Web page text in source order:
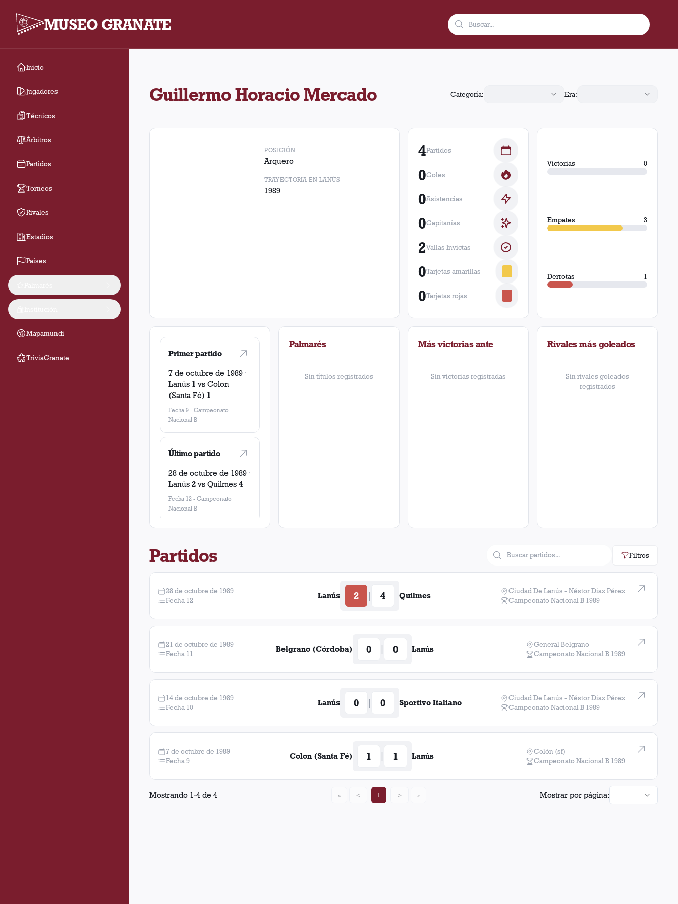
MUSEO GRANATE
Inicio
Jugadores
Técnicos
Árbitros
Partidos
Torneos
Rivales
Estadios
Países
Mapamundi
TriviaGranate
Guillermo Horacio Mercado Categoría: Era:
POSICIÓN
Arquero
TRAYECTORIA EN LANÚS
1989
4Partidos
0Goles
0Asistencias
0Capitanías
2Vallas Invictas
0Tarjetas amarillas
0Tarjetas rojas
Victorias 0
Empates 3
Derrotas 1
Primer partido
7 de octubre de 1989 ·
Lanús 1 vs Colon
(Santa Fé) 1
Fecha 9 - Campeonato
Nacional B
Último partido
28 de octubre de 1989 ·
Lanús 2vs Quilmes 4
Fecha 12 - Campeonato
Nacional B
Palmarés
Sin títulos registrados
Más victorias ante
Sin victorias registradas
Rivales más goleados
Sin rivales goleados
registrados
Partidos Filtros
28 de octubre de 1989
Fecha 12
Lanús 2 4 Quilmes
Ciudad De Lanús - Néstor Diaz Pérez
Campeonato Nacional B 1989
21 de octubre de 1989
Fecha 11
Belgrano (Córdoba) 0 0 Lanús
General Belgrano
Campeonato Nacional B 1989
14 de octubre de 1989
Fecha 10
Lanús 0 0 Sportivo Italiano
Ciudad De Lanús - Néstor Diaz Pérez
Campeonato Nacional B 1989
7 de octubre de 1989
Fecha 9
Colon (Santa Fé) 1 1 Lanús
Colón (sf)
Campeonato Nacional B 1989
Mostrando 1-4 de 4 « < 1 > » Mostrar por página: